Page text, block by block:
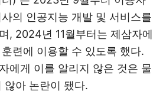
의 인공지능 개발 및 서비스를
, 2024년 11월부터는 제삼자에
련에 이용할 수 있도록 했다.
에게 이를 알리지 않은 것은 물
않아 논란이 됐다.